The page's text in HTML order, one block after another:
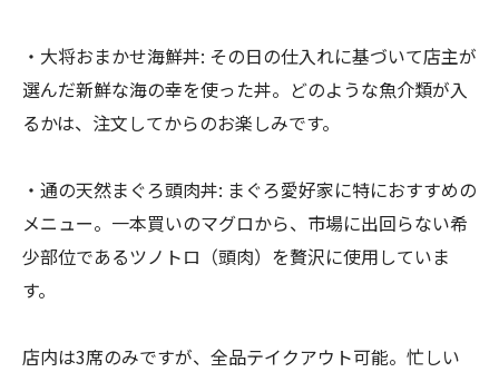
・大将おまかせ海鮮丼: その日の仕入れに基づいて店主が
選んだ新鮮な海の幸を使った丼。どのような魚介類が入
るかは、注文してからのお楽しみです。
・通の天然まぐろ頭肉丼: まぐろ愛好家に特におすすめの
メニュー。一本買いのマグロから、市場に出回らない希
少部位であるツノトロ（頭肉）を贅沢に使用していま
す。
店内は3席のみですが、全品テイクアウト可能。忙しい